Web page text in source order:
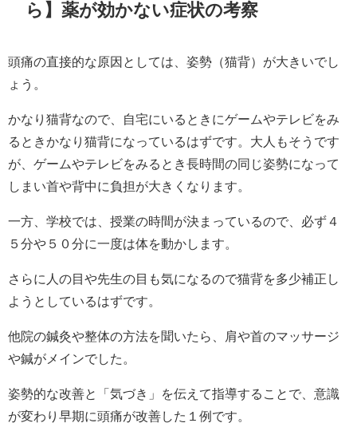
ら】薬が効かない症状の考察
頭痛の直接的な原因としては、姿勢（猫背）が大きいでし
ょう。
かなり猫背なので、自宅にいるときにゲームやテレビをみ
るときかなり猫背になっているはずです。大人もそうです
が、ゲームやテレビをみるとき長時間の同じ姿勢になって
しまい首や背中に負担が大きくなります。
一方、学校では、授業の時間が決まっているので、必ず４
５分や５０分に一度は体を動かします。
さらに人の目や先生の目も気になるので猫背を多少補正し
ようとしているはずです。
他院の鍼灸や整体の方法を聞いたら、肩や首のマッサージ
や鍼がメインでした。
姿勢的な改善と「気づき」を伝えて指導することで、意識
が変わり早期に頭痛が改善した１例です。